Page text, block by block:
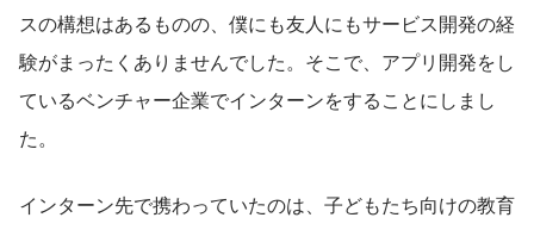
スの構想はあるものの、僕にも友人にもサービス開発の経
験がまったくありませんでした。そこで、アプリ開発をし
ているベンチャー企業でインターンをすることにしまし
た。
インターン先で携わっていたのは、子どもたち向けの教育